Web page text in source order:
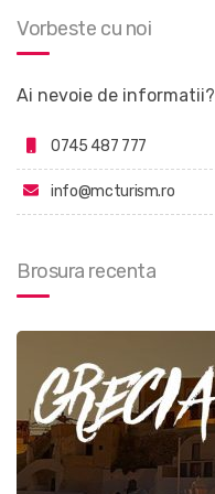
Vorbeste cu noi
Ai nevoie de informatii?
0745 487 777
info@mcturism.ro
Brosura recenta